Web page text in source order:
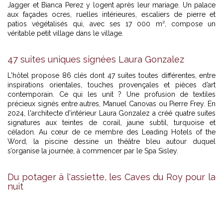
Jagger et Bianca Perez y logent après leur mariage. Un palace
aux façades ocres, ruelles intérieures, escaliers de pierre et
patios végétalisés qui, avec ses 17 000 m², compose un
véritable petit village dans le village.
47 suites uniques signées Laura Gonzalez
L'hôtel propose 86 clés dont 47 suites toutes différentes, entre
inspirations orientales, touches provençales et pièces d’art
contemporain. Ce qui les unit ? Une profusion de textiles
précieux signés entre autres, Manuel Canovas ou Pierre Frey. En
2024, l'architecte d'intérieur Laura Gonzalez a créé quatre suites
signatures aux teintes de corail, jaune subtil, turquoise et
céladon. Au cœur de ce membre des Leading Hotels of the
Word, la piscine dessine un théâtre bleu autour duquel
s’organise la journée, à commencer par le Spa Sisley.
Du potager à l'assiette, les Caves du Roy pour la
nuit